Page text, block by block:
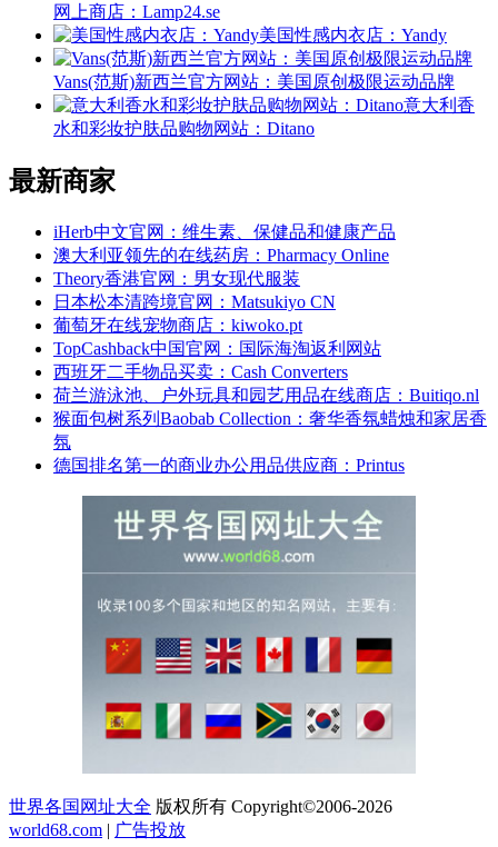
网上商店：Lamp24.se
美国性感内衣店：Yandy
Vans(范斯)新西兰官方网站：美国原创极限运动品牌
意大利香
水和彩妆护肤品购物网站：Ditano
最新商家
iHerb中文官网：维生素、保健品和健康产品
澳大利亚领先的在线药房：Pharmacy Online
Theory香港官网：男女现代服装
日本松本清跨境官网：Matsukiyo CN
葡萄牙在线宠物商店：kiwoko.pt
TopCashback中国官网：国际海淘返利网站
西班牙二手物品买卖：Cash Converters
荷兰游泳池、户外玩具和园艺用品在线商店：Buitiqo.nl
猴面包树系列Baobab Collection：奢华香氛蜡烛和家居香
氛
德国排名第一的商业办公用品供应商：Printus
世界各国网址大全 版权所有 Copyright©2006-2026
world68.com | 广告投放